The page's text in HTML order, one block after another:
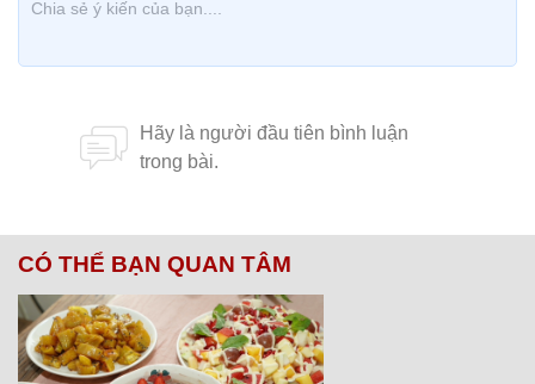
CÓ THỂ BẠN QUAN TÂM